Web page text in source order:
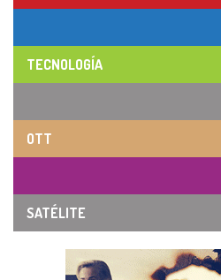
TECNOLOGÍA
OTT
SATÉLITE